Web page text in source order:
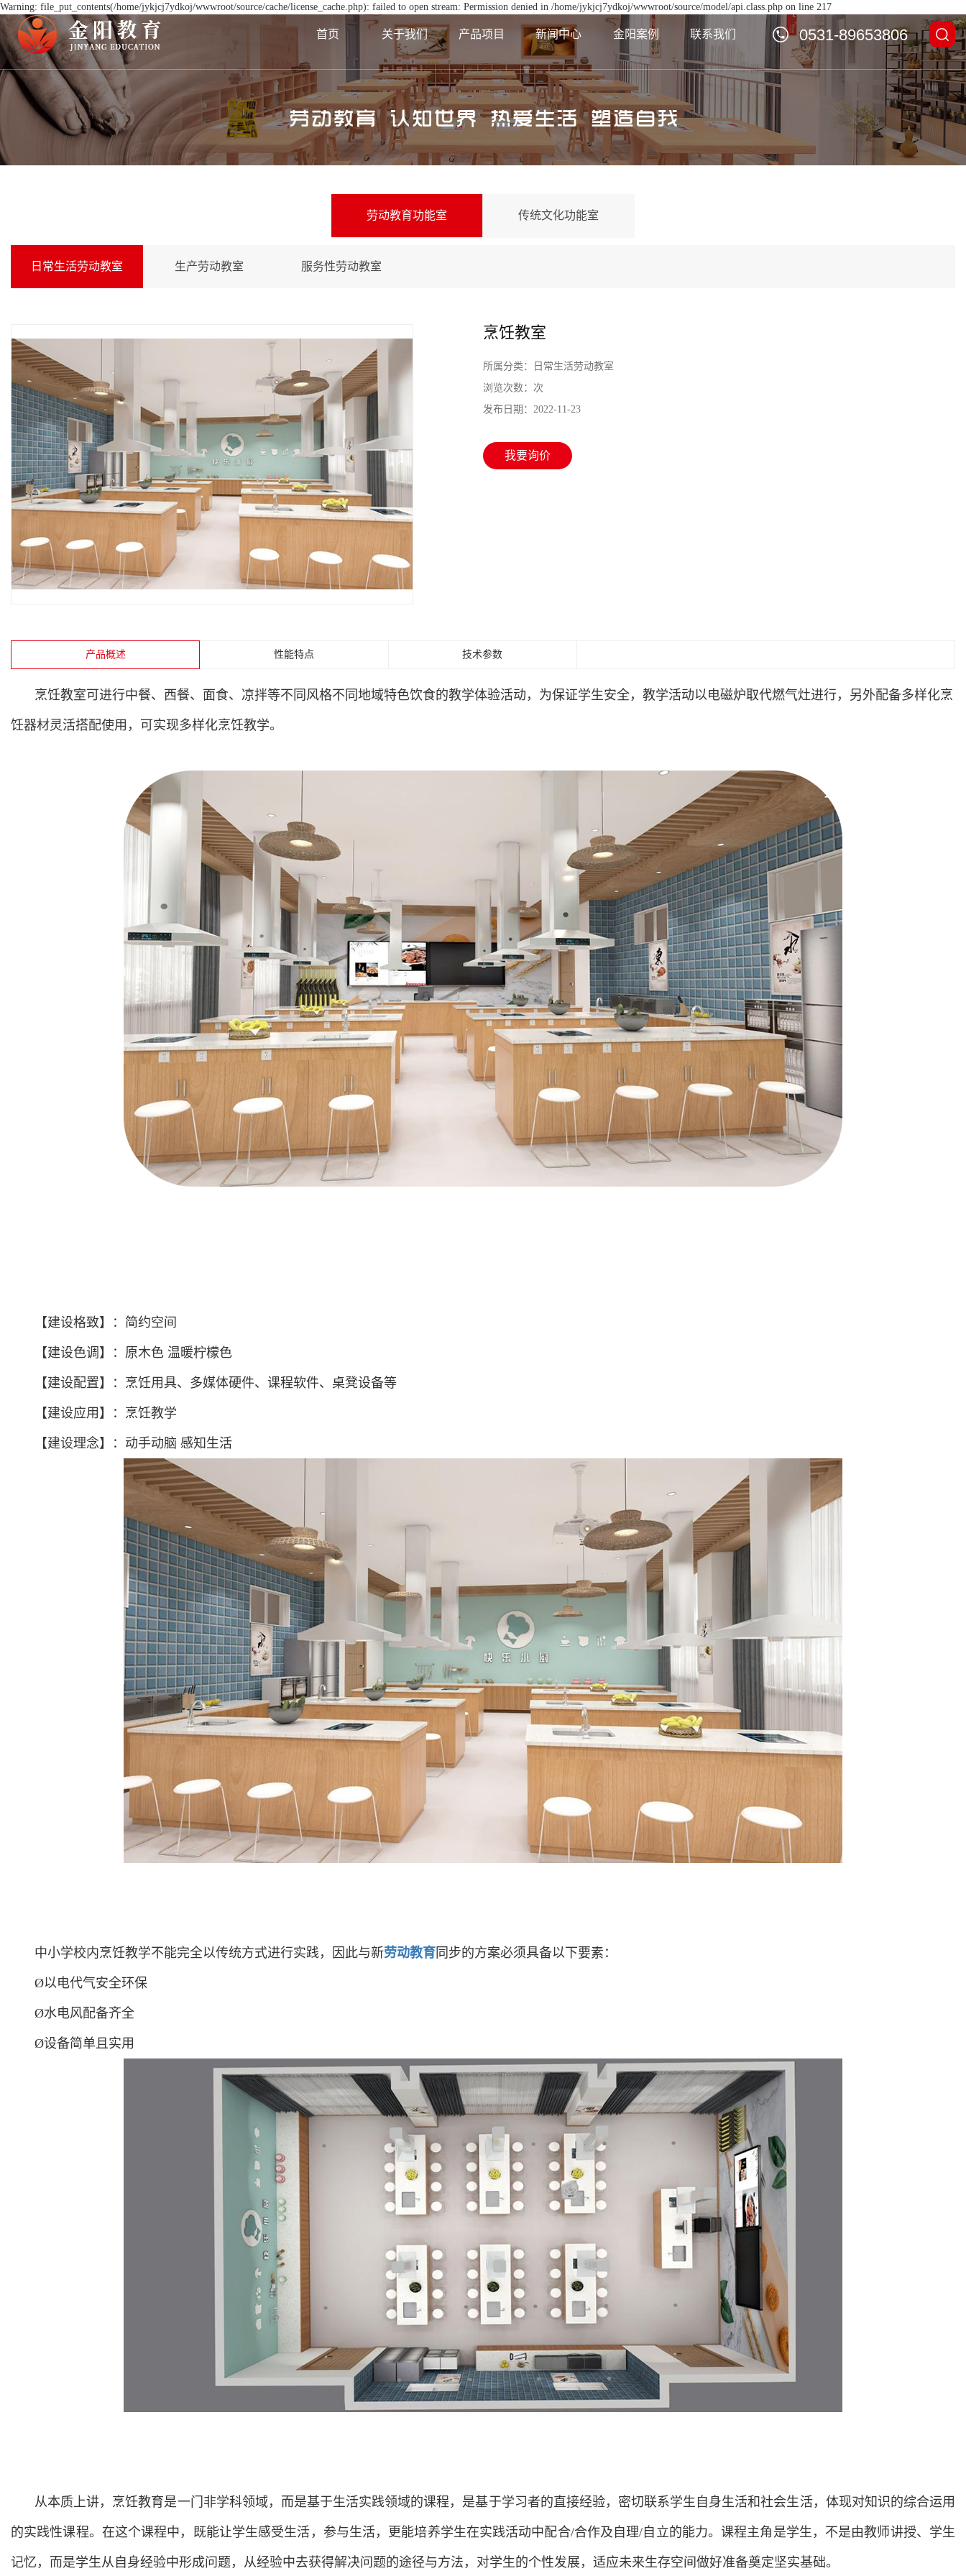
Warning: file_put_contents(/home/jykjcj7ydkoj/wwwroot/source/cache/license_cache.php): failed to open stream: Permission denied in /home/jykjcj7ydkoj/wwwroot/source/model/api.class.php on line 217
首页 关于我们 产品项目 新闻中心 金阳案例 联系我们 0531-89653806
劳动教育功能室 传统文化功能室
日常生活劳动教室 生产劳动教室 服务性劳动教室
烹饪教室
所属分类：
日常生活劳动教室
浏览次数： 次
发布日期： 2022-11-23
我要询价
产品概述 性能特点 技术参数
烹饪教室可进行中餐、西餐、面食、凉拌等不同风格不同地域特色饮食的教学体验活动，为保证学生安全，教学活动以电磁炉取代燃气灶进行，另外配备多样化烹
饪器材灵活搭配使用，可实现多样化烹饪教学。
【建设格致】：简约空间
【建设色调】：原木色 温暖柠檬色
【建设配置】：烹饪用具、多媒体硬件、课程软件、桌凳设备等
【建设应用】：烹饪教学
【建设理念】：动手动脑 感知生活
中小学校内烹饪教学不能完全以传统方式进行实践，因此与新劳动教育同步的方案必须具备以下要素：
Ø以电代气安全环保
Ø水电风配备齐全
Ø设备简单且实用
从本质上讲，烹饪教育是一门非学科领域，而是基于生活实践领域的课程，是基于学习者的直接经验，密切联系学生自身生活和社会生活，体现对知识的综合运用
的实践性课程。在这个课程中，既能让学生感受生活，参与生活，更能培养学生在实践活动中配合/合作及自理/自立的能力。课程主角是学生，不是由教师讲授、学生
记忆，而是学生从自身经验中形成问题，从经验中去获得解决问题的途径与方法，对学生的个性发展，适应未来生存空间做好准备奠定坚实基础。